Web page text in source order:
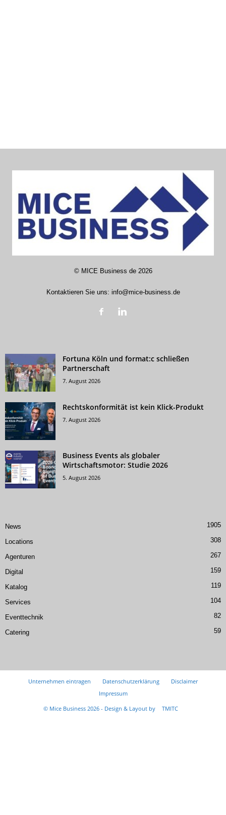
© MICE Business de2026
Kontaktieren Sie uns: info@mice-business.de
Fortuna Köln und format:c schließen
Partnerschaft
7. August 2026
Rechtskonformität ist kein Klick-Produkt
7. August 2026
Business Events als globaler
Wirtschaftsmotor: Studie 2026
5. August 2026
News 1905
Locations 308
Agenturen 267
Digital 159
Katalog 119
Services 104
Eventtechnik 82
Catering 59
Unternehmen eintragen Datenschutzerklärung
Disclaimer
Impressum
© Mice Business 2026 - Design & Layout by
TMITC